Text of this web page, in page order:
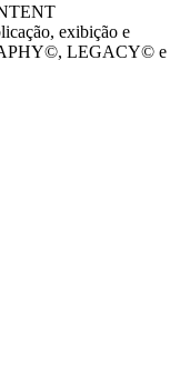
exibição e
LEGACY© e